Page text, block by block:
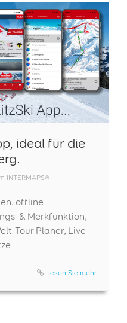
ideal für die
INTERMAPS®
offline
& Merkfunktion,
Tour Planer, Live-
Lesen Sie mehr